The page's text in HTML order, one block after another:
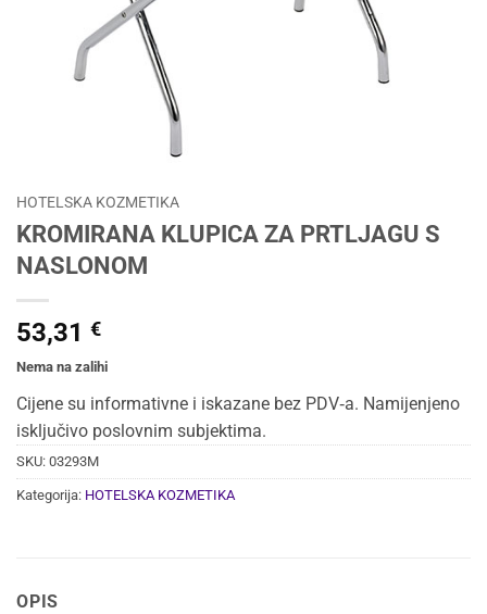
HOTELSKA KOZMETIKA
KROMIRANA KLUPICA ZA PRTLJAGU S
NASLONOM
53,31 €
Nema na zalihi
Cijene su informativne i iskazane bez PDV‑a. Namijenjeno
isključivo poslovnim subjektima.
SKU: 03293M
Kategorija: HOTELSKA KOZMETIKA
OPIS